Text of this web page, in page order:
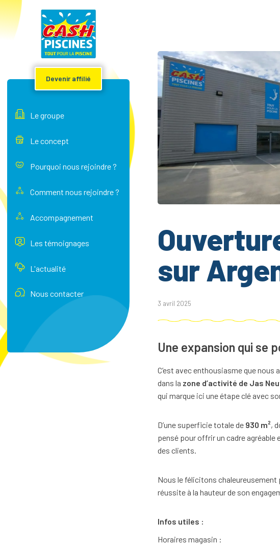
Devenir affilié
Le groupe
Le concept
Pourquoi nous rejoindre ?
Comment nous rejoindre ?
Accompagnement
Les témoignages
L'actualité
Nous contacter
sur
3 avril 2025
Une expansion qui se
C’est avec enthousiasme que nous
dans la zone d’activité de Jas
qui marque ici une étape clé avec
D’une superficie totale de 930 m²,
pensé pour offrir un cadre
des clients.
Nous le félicitons chaleureusement
réussite à la hauteur de son
Infos utiles :
Horaires magasin :